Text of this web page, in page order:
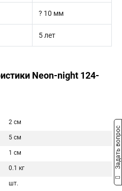
? 10 мм
5 лет
Neon-night 124-
2 см
5 см
1 см
0.1 кг
шт.
Задать вопрос